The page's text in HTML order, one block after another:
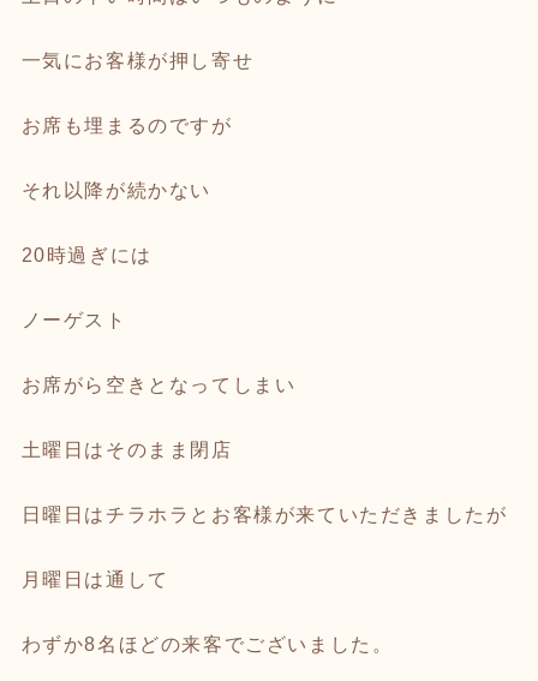
一気にお客様が押し寄せ
お席も埋まるのですが
それ以降が続かない
20時過ぎには
ノーゲスト
お席がら空きとなってしまい
土曜日はそのまま閉店
日曜日はチラホラとお客様が来ていただきましたが
月曜日は通して
わずか8名ほどの来客でございました。